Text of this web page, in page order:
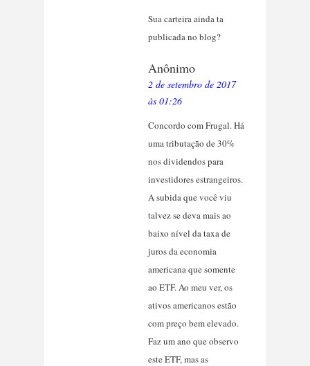
Sua carteira ainda ta
publicada no blog?
Anônimo
2 de setembro de 2017
às 01:26
Concordo com Frugal. Há
uma tributação de 30%
nos dividendos para
investidores estrangeiros.
A subida que você viu
talvez se deva mais ao
baixo nível da taxa de
juros da economia
americana que somente
ao ETF. Ao meu ver, os
ativos americanos estão
com preço bem elevado.
Faz um ano que observo
este ETF, mas as